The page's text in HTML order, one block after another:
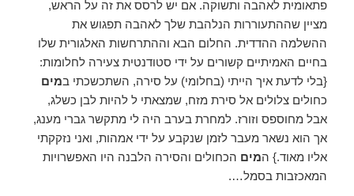
פתאומית לאהבה ותשוקה. אם יש לרסס את זה על הראש,
מציין שההתעוררות הנלהבת שלך לאהבה תפגוש את
ההשלמה ההדדית. החלום הבא וההתרחשות האלגורית שלו
בחיים האמיתיים קשורים על ידי סטודנטית צעירה לחלומות:
{בלי לדעת איך הייתי (בחלומי) על סירה, השתכשכתי במים
כחולים צלולים אל סירת מזח, שמצאתי ל להיות לבן כשלג,
אבל מחוספס וזורז. למחרת בערב היה לי מתקשר גברי מענג,
אך הוא נשאר מעבר לזמן שנקבע על ידי אמהות, ואני נזקקתי
אליו מאוד.} המים הכחולים והסירה הלבנה היו האפשרויות
המאכזבות בסמל….